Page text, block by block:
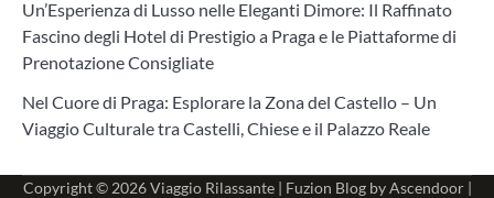
Un’Esperienza di Lusso nelle Eleganti Dimore: Il Raffinato
Fascino degli Hotel di Prestigio a Praga e le Piattaforme di
Prenotazione Consigliate
Nel Cuore di Praga: Esplorare la Zona del Castello – Un
Viaggio Culturale tra Castelli, Chiese e il Palazzo Reale
Copyright © 2026Viaggio Rilassante| Fuzion Blog byAscendoor|